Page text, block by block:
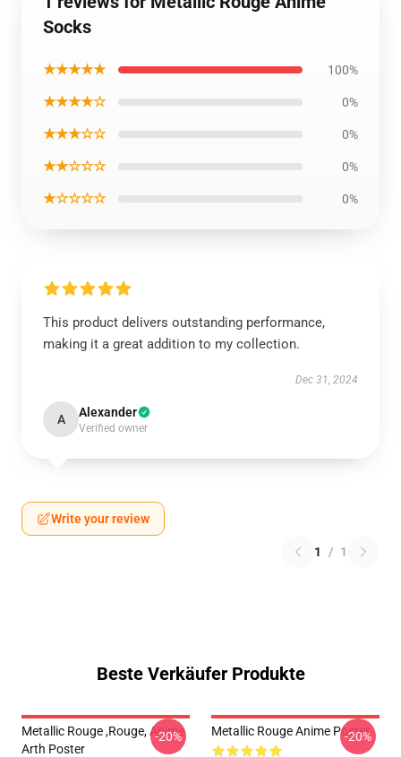
Socks
★★★★★ 100%
★★★★☆ 0%
★★★☆☆ 0%
★★☆☆☆ 0%
★☆☆☆☆ 0%
This product delivers outstanding performance,
making it a great addition to my collection.
Dec 31, 2024
A Alexander
Verified owner
Write your review
1 / 1
Beste Verkäufer Produkte
Metallic Rouge ,rouge, Anime
Arth Poster
-20% Metallic Rouge Anime Poster
-20%